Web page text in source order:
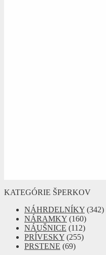
KATEGÓRIE ŠPERKOV
NÁHRDELNÍKY (342)
NÁRAMKY (160)
NÁUŠNICE (112)
PRÍVESKY (255)
PRSTENE (69)